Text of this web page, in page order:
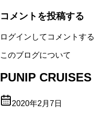
コメントを投稿する
ログインしてコメントする
このブログについて
PUNIP CRUISES
2020年2月7日